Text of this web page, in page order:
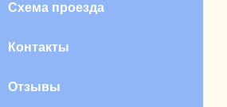
Схема проезда
Контакты
Отзывы